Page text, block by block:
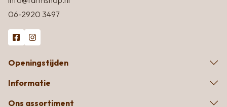
06-2920 3497
Openingstijden
Informatie
Ons assortiment